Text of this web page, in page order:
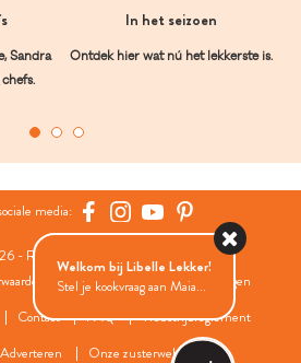
Sandra
In het seizoen
Ontdek hier wat nú het lekkerste is.
media:
- Roularta Media Group
Cookies
Cookies instellingen
Contact FAQ
Wedstrijdreglement
Adverteren Onze zusterwebsites
Welkom bij Libelle Lekker!
Stel je kookvraag aan Maia...